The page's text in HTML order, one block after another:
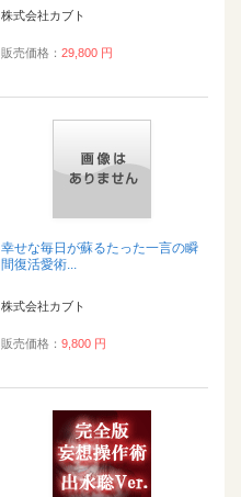
株式会社カブト
販売価格： 29,800 円
幸せな毎日が蘇るたった一言の瞬
間復活愛術...
株式会社カブト
販売価格： 9,800 円